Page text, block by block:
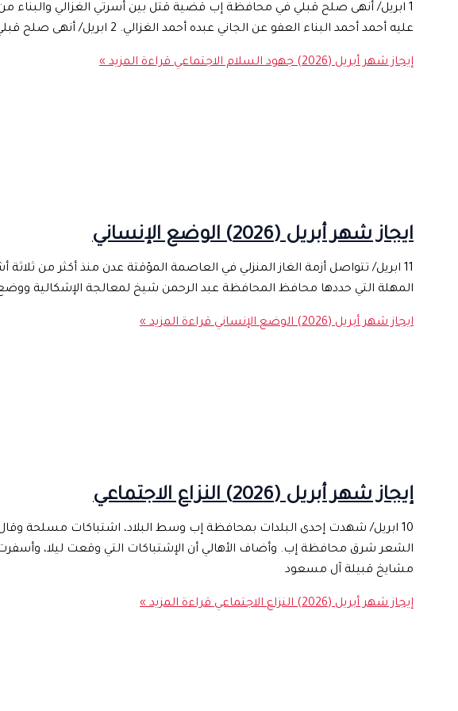
عليه أحمد أحمد البناء العفو عن الجاني عبده أحمد الغزالي. 2 ابريل/ أنهى صلح قبلي في محافظة إب اليوم قضية قتل بين أسرتي الرحامي من منطقة
إيجاز شهر أبريل (2026) جهود السلام الاجتماعي قراءة المزيد »
ايجاز شهر أبريل (2026) الوضع الإنساني
11 ابريل/ تتواصل أزمة الغاز المنزلي في العاصمة المؤقتة عدن منذ أكثر من
المهلة التي حددها محافظ المحافظة عبد الرحمن شيخ لمعالجة الإشكالية
ايجاز شهر أبريل (2026) الوضع الإنساني قراءة المزيد »
إيجاز شهر أبريل (2026) النزاع الاجتماعي
10 ابريل/ شهدت إحدى البلدات بمحافظة إب وسط البلاد، اشتباكات مسلحة
مشايخ قبيلة آل مسعود
إيجاز شهر أبريل (2026) النزاع الاجتماعي قراءة المزيد »